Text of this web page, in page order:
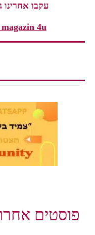
עקבו אחרינו
4u
פוסטים